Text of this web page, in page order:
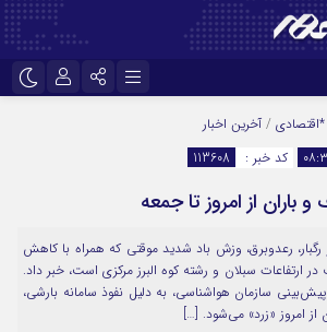
ایتا
*اقتصادی / آخرین اخبار
کد خبر : 113608
از امروز تا جمعه
رگبار، رعدوبرق، وزش باد شدید موقتی که همراه با کاهش
ارتفاعات سبلان و رشته کوه البرز مرکزی است، خبر داد.
سازمان هواشناسی، به دلیل نفوذ سامانه بارشی،
امروز «زرد» می‌شود. […]